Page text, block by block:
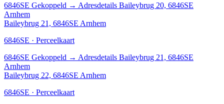
6846SE Gekoppeld → Adresdetails Baileybrug 20, 6846SE
Arnhem
Baileybrug 21, 6846SE Arnhem
6846SE · Perceelkaart
6846SE Gekoppeld → Adresdetails Baileybrug 21, 6846SE
Arnhem
Baileybrug 22, 6846SE Arnhem
6846SE · Perceelkaart